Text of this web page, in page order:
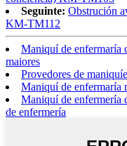
Seguinte: Obstrución
KM-TM112
Maniquí de enfermaría
maiores
Provedores de
Maniquí de enfermaría
Maniquí de enfermería
de enfermería